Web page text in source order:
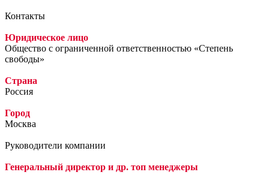
Контакты
Юридическое лицо
Общество с ограниченной ответственностью «Степень
свободы»
Страна
Россия
Город
Москва
Руководители компании
Генеральный директор и др. топ менеджеры